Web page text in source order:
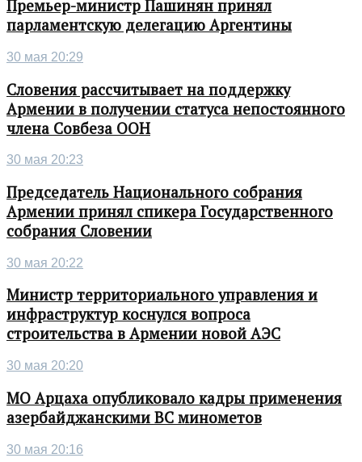
Премьер-министр Пашинян принял
парламентскую делегацию Аргентины
30 мая 20:29
Словения рассчитывает на поддержку
Армении в получении статуса непостоянного
члена Совбеза ООН
30 мая 20:23
Председатель Национального собрания
Армении принял спикера Государственного
собрания Словении
30 мая 20:22
Министр территориального управления и
инфраструктур коснулся вопроса
строительства в Армении новой АЭС
30 мая 20:20
МО Арцаха опубликовало кадры применения
азербайджанскими ВС минометов
30 мая 20:16